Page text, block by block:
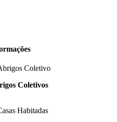
Coletivos